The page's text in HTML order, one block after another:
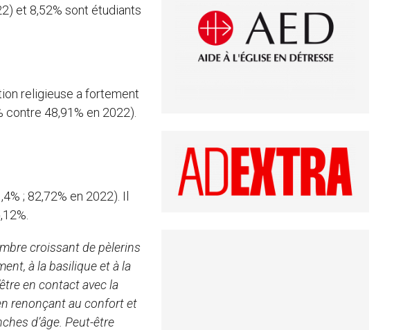
et 8,52% sont étudiants
religieuse a fortement
contre 48,91% en 2022).
; 82,72% en 2022). Il
croissant de pèlerins
à la basilique et à la
en contact avec la
renonçant au confort et
d’âge. Peut-être